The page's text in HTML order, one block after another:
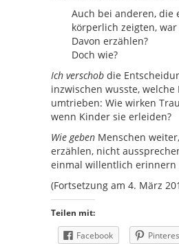
Auch bei anderen, die
körperlich zeigten,
Davon erzählen?
Doch wie?
Ich verschob die
inzwischen wusste, welche
umtrieben: Wie wirken
wenn Kinder sie erleiden?
Wie geben Menschen
erzählen, nicht
einmal willentlich erinnern
(Fortsetzung am 4. März
Teilen mit:
Facebook